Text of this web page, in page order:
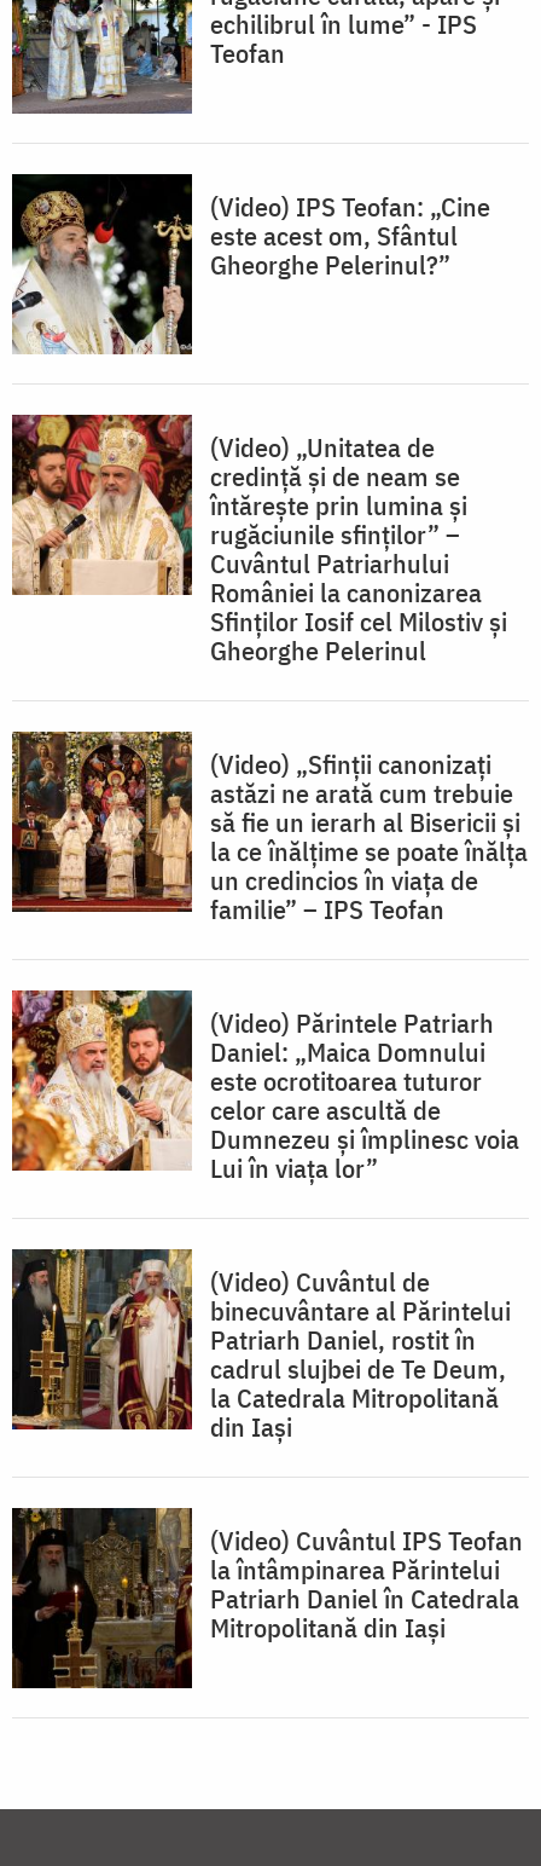
echilibrul în lume” - IPS
Teofan
(Video) IPS Teofan: „Cine
este acest om, Sfântul
Gheorghe Pelerinul?”
(Video) „Unitatea de
credință și de neam se
întărește prin lumina și
rugăciunile sfinților” –
Cuvântul Patriarhului
României la canonizarea
Sfinților Iosif cel Milostiv și
Gheorghe Pelerinul
(Video) „Sfinții canonizați
astăzi ne arată cum trebuie
să fie un ierarh al Bisericii și
la ce înălțime se poate înălța
un credincios în viața de
familie” – IPS Teofan
(Video) Părintele Patriarh
Daniel: „Maica Domnului
este ocrotitoarea tuturor
celor care ascultă de
Dumnezeu și împlinesc voia
Lui în viața lor”
(Video) Cuvântul de
binecuvântare al Părintelui
Patriarh Daniel, rostit în
cadrul slujbei de Te Deum,
la Catedrala Mitropolitană
din Iași
(Video) Cuvântul IPS Teofan
la întâmpinarea Părintelui
Patriarh Daniel în Catedrala
Mitropolitană din Iași